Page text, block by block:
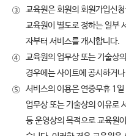
③
교육원은 회원의 회원가입신
교육원이 별도로 정하는 일부
자부터 서비스를 개시합니다.
④
교육원의 업무상 또는 기술상
경우에는 사이트에 공시하거
⑤
서비스의 이용은 연중무휴 1
업무상 또는 기술상의 이유로
등 운영상의 목적으로 교육원